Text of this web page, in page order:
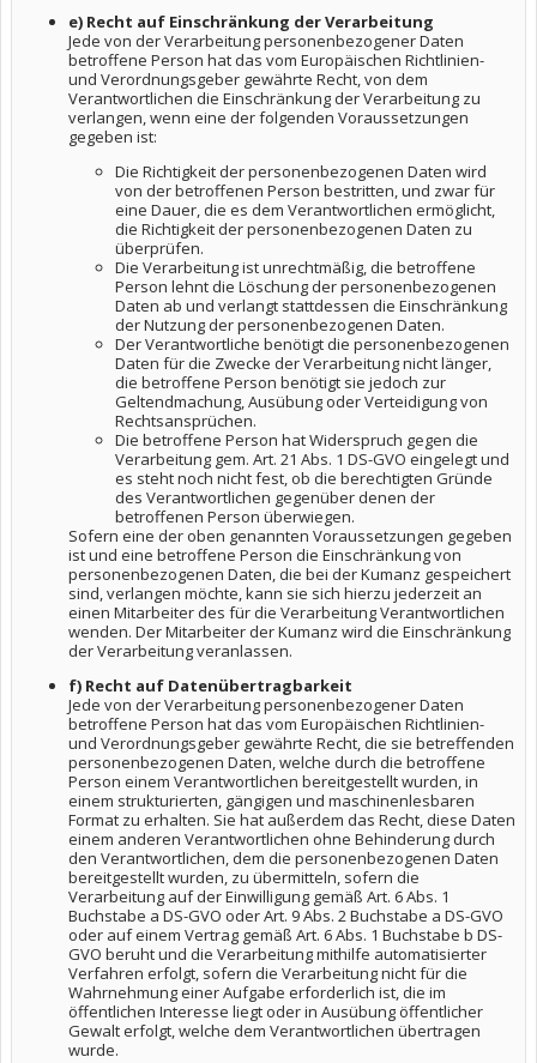
e) Recht auf Einschränkung der Verarbeitung
Jede von der Verarbeitung personenbezogener Daten
betroffene Person hat das vom Europäischen Richtlinien-
und Verordnungsgeber gewährte Recht, von dem
Verantwortlichen die Einschränkung der Verarbeitung zu
verlangen, wenn eine der folgenden Voraussetzungen
gegeben ist:
Die Richtigkeit der personenbezogenen Daten wird
von der betroffenen Person bestritten, und zwar für
eine Dauer, die es dem Verantwortlichen ermöglicht,
die Richtigkeit der personenbezogenen Daten zu
überprüfen.
Die Verarbeitung ist unrechtmäßig, die betroffene
Person lehnt die Löschung der personenbezogenen
Daten ab und verlangt stattdessen die Einschränkung
der Nutzung der personenbezogenen Daten.
Der Verantwortliche benötigt die personenbezogenen
Daten für die Zwecke der Verarbeitung nicht länger,
die betroffene Person benötigt sie jedoch zur
Geltendmachung, Ausübung oder Verteidigung von
Rechtsansprüchen.
Die betroffene Person hat Widerspruch gegen die
Verarbeitung gem. Art. 21 Abs. 1 DS-GVO eingelegt und
es steht noch nicht fest, ob die berechtigten Gründe
des Verantwortlichen gegenüber denen der
betroffenen Person überwiegen.
Sofern eine der oben genannten Voraussetzungen gegeben
ist und eine betroffene Person die Einschränkung von
personenbezogenen Daten, die bei der Kumanz gespeichert
sind, verlangen möchte, kann sie sich hierzu jederzeit an
einen Mitarbeiter des für die Verarbeitung Verantwortlichen
wenden. Der Mitarbeiter der Kumanz wird die Einschränkung
der Verarbeitung veranlassen.
f) Recht auf Datenübertragbarkeit
Jede von der Verarbeitung personenbezogener Daten
betroffene Person hat das vom Europäischen Richtlinien-
und Verordnungsgeber gewährte Recht, die sie betreffenden
personenbezogenen Daten, welche durch die betroffene
Person einem Verantwortlichen bereitgestellt wurden, in
einem strukturierten, gängigen und maschinenlesbaren
Format zu erhalten. Sie hat außerdem das Recht, diese Daten
einem anderen Verantwortlichen ohne Behinderung durch
den Verantwortlichen, dem die personenbezogenen Daten
bereitgestellt wurden, zu übermitteln, sofern die
Verarbeitung auf der Einwilligung gemäß Art. 6 Abs. 1
Buchstabe a DS-GVO oder Art. 9 Abs. 2 Buchstabe a DS-GVO
oder auf einem Vertrag gemäß Art. 6 Abs. 1 Buchstabe b DS-
GVO beruht und die Verarbeitung mithilfe automatisierter
Verfahren erfolgt, sofern die Verarbeitung nicht für die
Wahrnehmung einer Aufgabe erforderlich ist, die im
öffentlichen Interesse liegt oder in Ausübung öffentlicher
Gewalt erfolgt, welche dem Verantwortlichen übertragen
wurde.